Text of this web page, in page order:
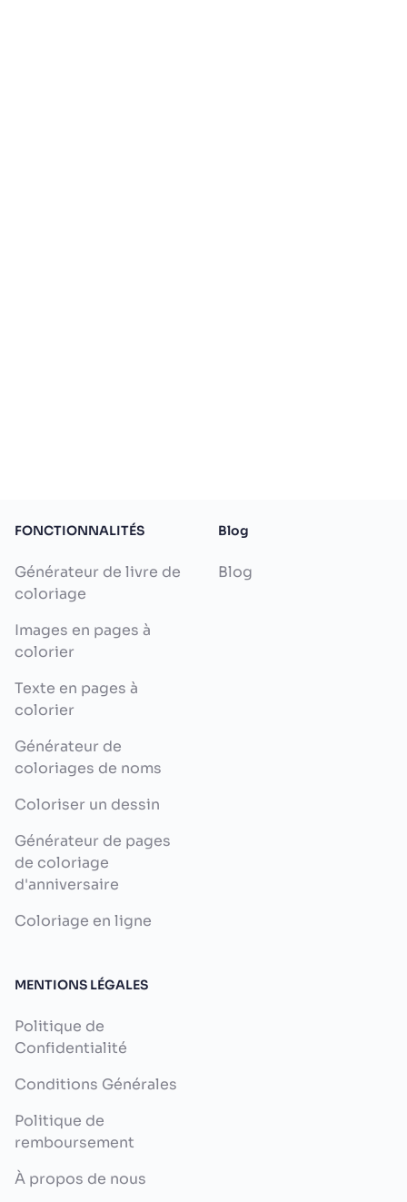
FONCTIONNALITÉS
Générateur de livre de
coloriage
Images en pages à
colorier
Texte en pages à
colorier
Générateur de
coloriages de noms
Coloriser un dessin
Générateur de pages
de coloriage
d'anniversaire
Coloriage en ligne
Blog
Blog
MENTIONS LÉGALES
Politique de
Confidentialité
Conditions Générales
Politique de
remboursement
À propos de nous